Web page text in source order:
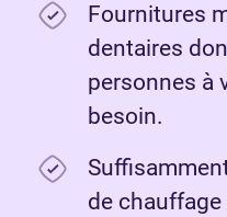
Fournitures
dentaires
personnes à
besoin.
de chauffage